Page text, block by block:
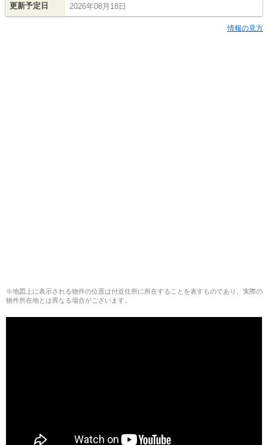
更新予定日 2026年08月18日
情報の見方
※地図上に表示される物件の位置は付近住所に所在することを表すものであり、実際の
物件所在地とは異なる場合がございます。